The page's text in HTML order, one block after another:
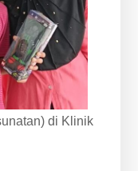
di Klinik